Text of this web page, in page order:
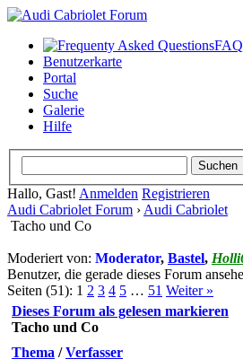
FAQ
Benutzerkarte
Portal
Suche
Galerie
Hilfe
Hallo, Gast! Anmelden Registrieren
Audi Cabriolet Forum › Audi Cabriolet
Tacho und Co
Moderiert von: Moderator, Bastel,
Benutzer, die gerade dieses Forum
Seiten (51): 1 2 3 4 5 … 51 Weiter »
Dieses Forum als gelesen markieren
Tacho und Co
Thema /Verfasser